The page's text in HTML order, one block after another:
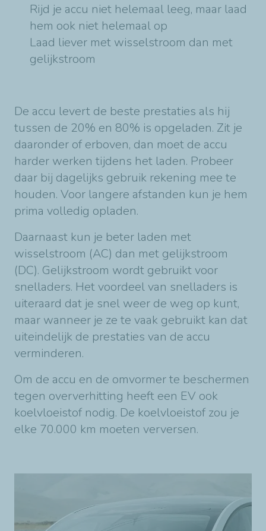
Rijd je accu niet helemaal leeg, maar laad
hem ook niet helemaal op
Laad liever met wisselstroom dan met
gelijkstroom
De accu levert de beste prestaties als hij
tussen de 20% en 80% is opgeladen. Zit je
daaronder of erboven, dan moet de accu
harder werken tijdens het laden. Probeer
daar bij dagelijks gebruik rekening mee te
houden. Voor langere afstanden kun je hem
prima volledig opladen.
Daarnaast kun je beter laden met
wisselstroom (AC) dan met gelijkstroom
(DC). Gelijkstroom wordt gebruikt voor
snelladers. Het voordeel van snelladers is
uiteraard dat je snel weer de weg op kunt,
maar wanneer je ze te vaak gebruikt kan dat
uiteindelijk de prestaties van de accu
verminderen.
Om de accu en de omvormer te beschermen
tegen oververhitting heeft een EV ook
koelvloeistof nodig. De koelvloeistof zou je
elke 70.000 km moeten verversen.